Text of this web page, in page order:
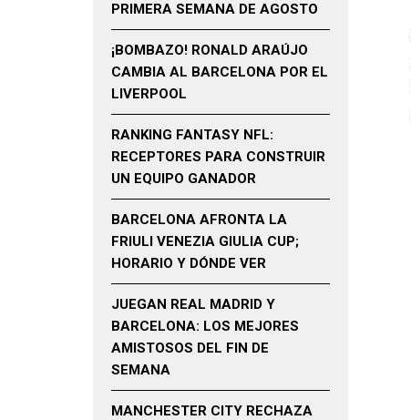
PRIMERA SEMANA DE AGOSTO
¡BOMBAZO! RONALD ARAÚJO
CAMBIA AL BARCELONA POR EL
LIVERPOOL
RANKING FANTASY NFL:
RECEPTORES PARA CONSTRUIR
UN EQUIPO GANADOR
BARCELONA AFRONTA LA
FRIULI VENEZIA GIULIA CUP;
HORARIO Y DÓNDE VER
JUEGAN REAL MADRID Y
BARCELONA: LOS MEJORES
AMISTOSOS DEL FIN DE
SEMANA
MANCHESTER CITY RECHAZA